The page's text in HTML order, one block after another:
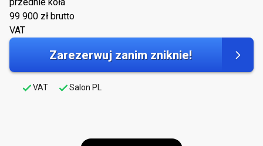
99 900 zł brutto
VAT
Zarezerwuj zanim zniknie!
VAT Salon PL